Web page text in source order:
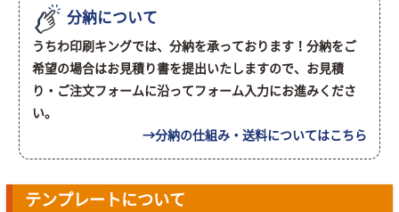
分納について
うちわ印刷キングでは、分納を承っております！分納をご
希望の場合はお見積り書を提出いたしますので、お見積
り・ご注文フォームに沿ってフォーム入力にお進みくださ
い。
→分納の仕組み・送料についてはこちら
テンプレートについて